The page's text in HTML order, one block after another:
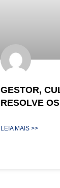
GESTOR,
RESOLVE
LEIA MAIS >>